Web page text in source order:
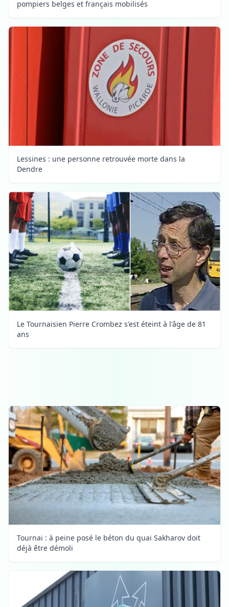
pompiers belges et français mobilisés
Lessines : une personne retrouvée morte dans la
Dendre
Le Tournaisien Pierre Crombez s'est éteint à l'âge de 81
ans
Tournai : à peine posé le béton du quai Sakharov doit
déjà être démoli